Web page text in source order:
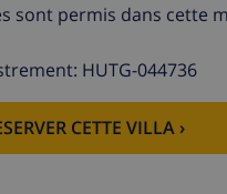
villa indépendante avec
la:
sont permis dans cette
HUTG-044736
CETTE VILLA ›